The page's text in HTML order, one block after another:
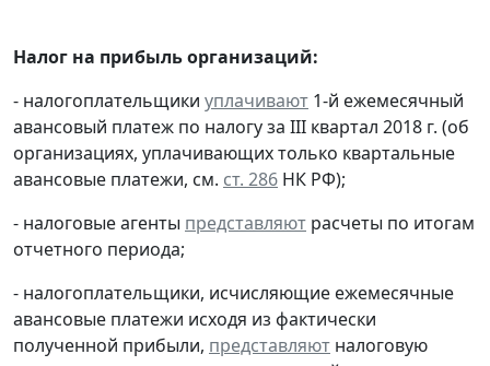
Налог на прибыль организаций:
- налогоплательщики уплачивают 1-й ежемесячный
авансовый платеж по налогу за III квартал 2018 г. (об
организациях, уплачивающих только квартальные
авансовые платежи, см. ст. 286 НК РФ);
- налоговые агенты представляют расчеты по итогам
отчетного периода;
- налогоплательщики, исчисляющие ежемесячные
авансовые платежи исходя из фактически
полученной прибыли, представляют налоговую